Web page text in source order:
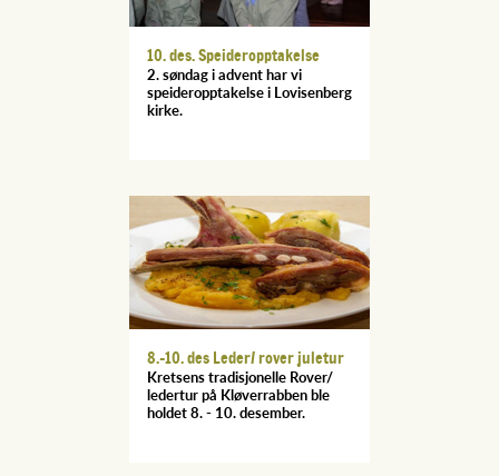
10. des. Speideropptakelse
2. søndag i advent har vi
speideropptakelse i Lovisenberg
kirke.
8.-10. des Leder/ rover juletur
Kretsens tradisjonelle Rover/
ledertur på Kløverrabben ble
holdet 8. - 10. desember.